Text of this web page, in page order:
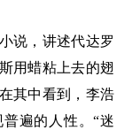
说，讲述代达罗
用蜡粘上去的翅
其中看到，李浩
遍的人性。“迷